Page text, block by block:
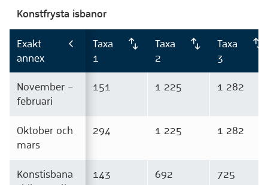
Konstfrysta isbanor
Exakt
annex
Taxa
1
Taxa
2
Taxa
3
November –
februari
151 1 225 1 282
Oktober och
mars
294 1 225 1 282
Konstisbana
143 692 725